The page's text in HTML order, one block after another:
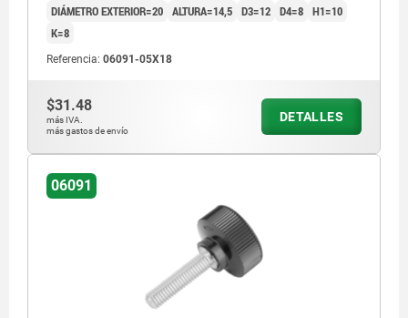
DIÁMETRO EXTERIOR=20 ALTURA=14,5 D3=12 D4=8 H1=10
K=8
Referencia: 06091-05X18
$31.48
más IVA.
más gastos de envío
DETALLES
06091